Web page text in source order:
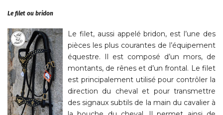
Le filet ou bridon
Le filet, aussi appelé bridon, est l’une des
pièces les plus courantes de l’équipement
équestre. Il est composé d’un mors, de
montants, de rênes et d’un frontal. Le filet
est principalement utilisé pour contrôler la
direction du cheval et pour transmettre
des signaux subtils de la main du cavalier à